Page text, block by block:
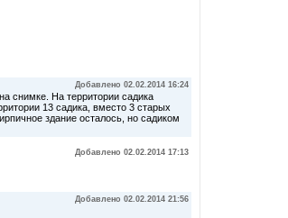
Добавлено 02.02.2014 16:24
снимке. На территории садика
13 садика, вместо 3 старых
здание осталось, но садиком
Добавлено 02.02.2014 17:13
Добавлено 02.02.2014 21:56